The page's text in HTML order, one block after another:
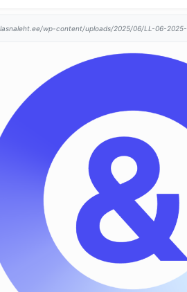
lasnaleht.ee/wp-content/uploads/2025/06/LL-06-2025-